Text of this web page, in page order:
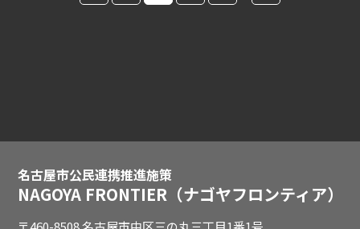
名古屋市公民連携推進施策
NAGOYA FRONTIER（ナゴヤフロンティア）